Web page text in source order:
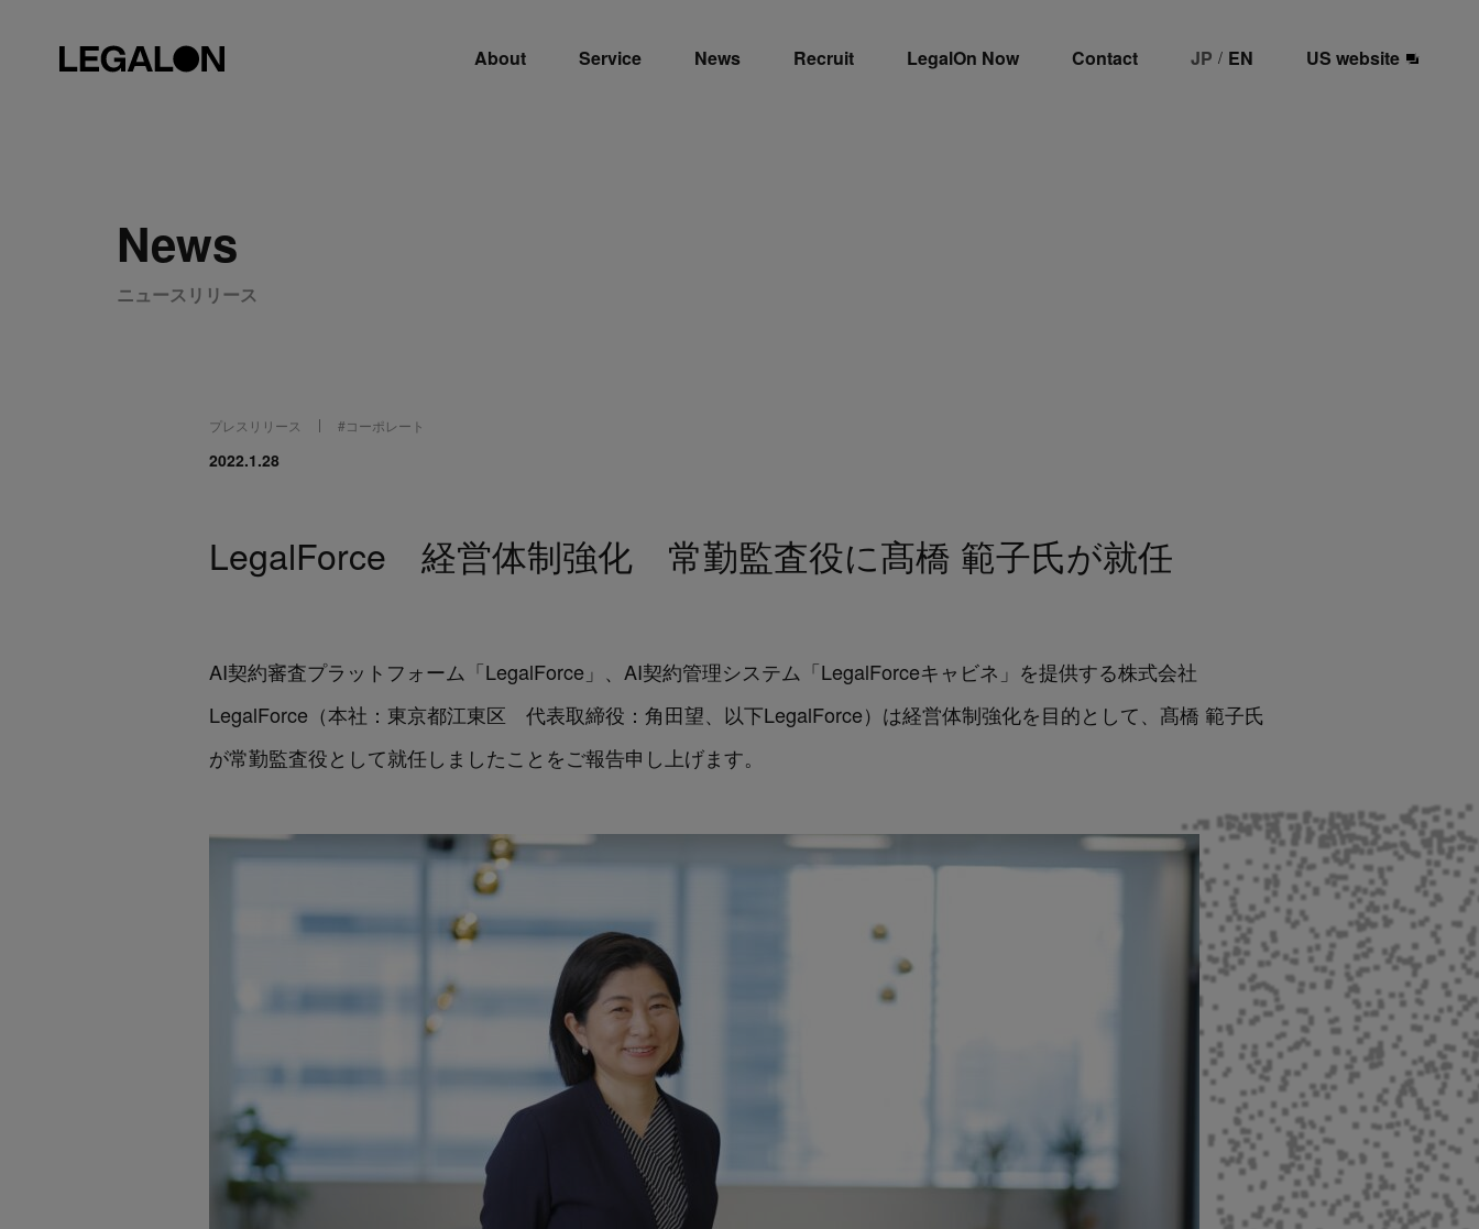
About Service News Recruit LegalOn Now Contact JP / EN US website
News
ニュースリリース
プレスリリース #コーポレート
2022.1.28
LegalForce 経営体制強化 常勤監査役に髙橋 範子氏が就任
AI契約審査プラットフォーム「LegalForce」、AI契約管理システム「LegalForceキャビネ」を提供する株式会社
LegalForce（本社：東京都江東区 代表取締役：角田望、以下LegalForce）は経営体制強化を目的として、髙橋 範子氏
が常勤監査役として就任しましたことをご報告申し上げます。